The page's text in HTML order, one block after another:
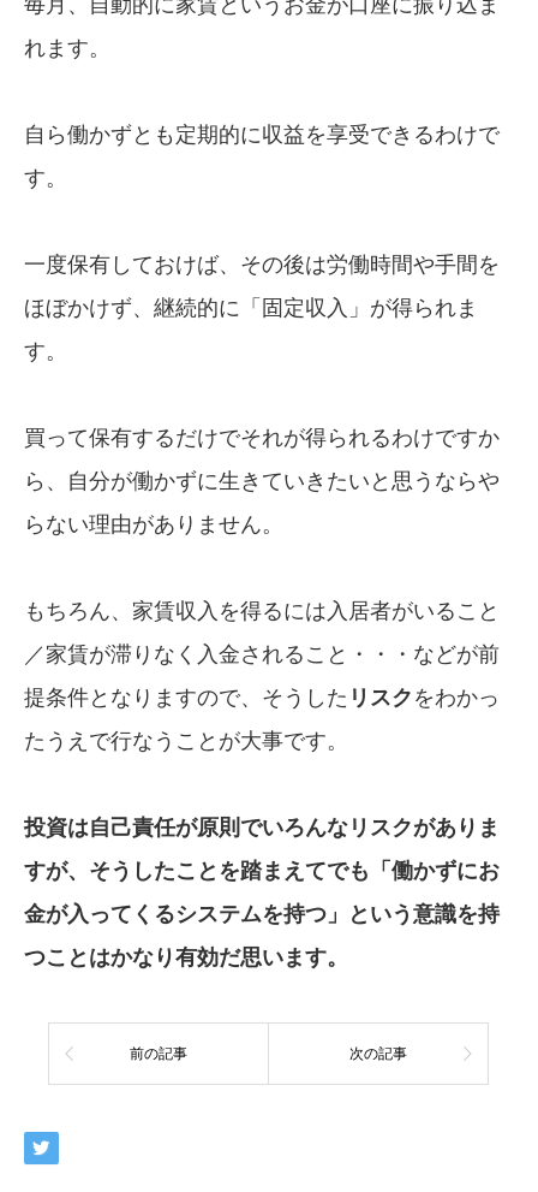
れます。
自ら働かずとも定期的に収益を享受できるわけで
す。
一度保有しておけば、その後は労働時間や手間を
ほぼかけず、継続的に「固定収入」が得られま
す。
買って保有するだけでそれが得られるわけですか
ら、自分が働かずに生きていきたいと思うならや
らない理由がありません。
もちろん、家賃収入を得るには入居者がいること
／家賃が滞りなく入金されること・・・などが前
提条件となりますので、そうした リスク をわかっ
たうえで行なうことが大事です。
投資は自己責任が原則でいろんなリスクがありま
すが、そうしたことを踏まえてでも 「働かずにお
金が入ってくるシステムを持つ」という意識を持
つことはかなり有効だ思います。
前の記事 次の記事